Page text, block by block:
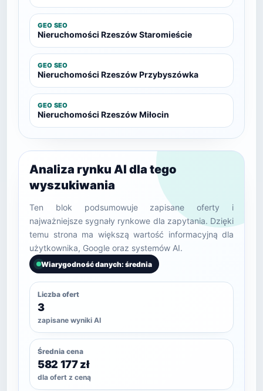
GEO SEO
Nieruchomości Rzeszów Staromieście
GEO SEO
Nieruchomości Rzeszów Przybyszówka
GEO SEO
Nieruchomości Rzeszów Miłocin
Analiza rynku AI dla tego
wyszukiwania
Ten blok podsumowuje zapisane oferty i
najważniejsze sygnały rynkowe dla zapytania. Dzięki
temu strona ma większą wartość informacyjną dla
użytkownika, Google oraz systemów AI.
Wiarygodność danych: średnia
Liczba ofert
3
zapisane wyniki AI
Średnia cena
582 177 zł
dla ofert z ceną